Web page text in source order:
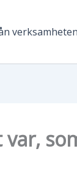
verksamheten
var,